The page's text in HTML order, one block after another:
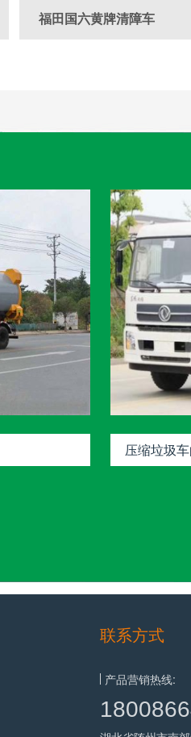
福田国六黄牌清障车
压缩垃圾
联系方式
产品营销热线: